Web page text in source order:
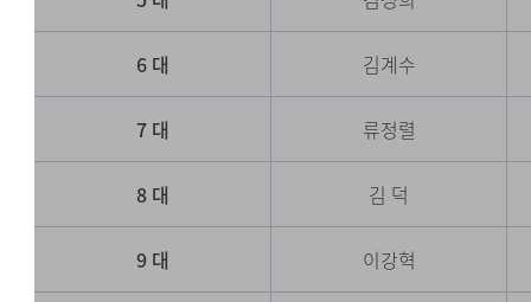
6 대 김계수
7 대 류정렬
8 대 김 덕
9 대 이강혁